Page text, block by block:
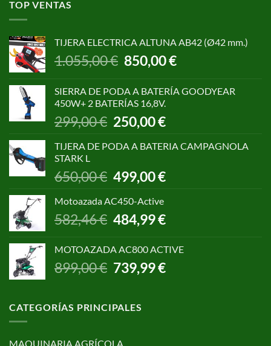
TOP VENTAS
TIJERA ELECTRICA ALTUNA AB42 (Ø42 mm.)
1.055,00€ El
precio
era:
1.055,00 €.
850,00€El
precio
es:
SIERRA DE PODA A BATERÍA GOODYEAR
450W+ 2 BATERÍAS 16,8V.
299,00€ El
precio
original
299,00 €.
250,00€El
precio
actual
250,00 €.
TIJERA DE PODA A BATERIA CAMPAGNOLA
STARK L
650,00€
El
precio
original
650,00 €.
499,00€El
precio
499,00 €.
Motoazada AC450-Active
582,46€
El
precio
era:
582,46 €.
484,99€El
precio
es:
484,99 €.
MOTOAZADA AC800 ACTIVE
899,00€ El
precio
era:
899,00 €.
739,99€El
precio
CATEGORÍAS PRINCIPALES
MAQUINARIA AGRÍCOLA